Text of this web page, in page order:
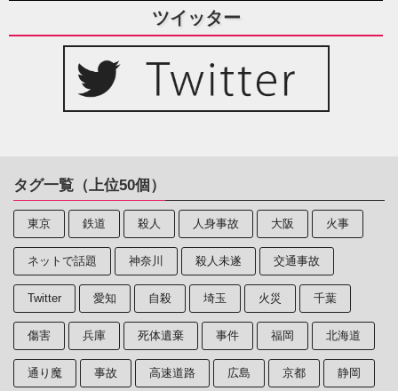
ツイッター
タグ一覧（上位50個）
東京 鉄道 殺人 人身事故 大阪 火事
ネットで話題 神奈川 殺人未遂 交通事故
Twitter 愛知 自殺 埼玉 火災 千葉
傷害 兵庫 死体遺棄 事件 福岡 北海道
通り魔 事故 高速道路 広島 京都 静岡